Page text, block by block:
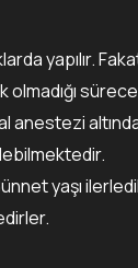
yapılır.
yaşı